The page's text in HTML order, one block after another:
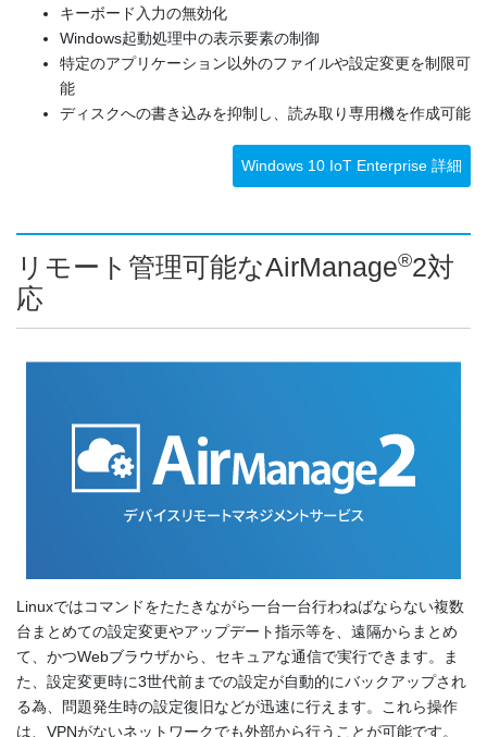
キーボード入力の無効化
Windows起動処理中の表示要素の制御
特定のアプリケーション以外のファイルや設定変更を制限可
能
ディスクへの書き込みを抑制し、読み取り専用機を作成可能
Windows 10 IoT Enterprise 詳細
リモート管理可能なAirManage®2対
応
Linuxではコマンドをたたきながら一台一台行わねばならない複数
台まとめての設定変更やアップデート指示等を、遠隔からまとめ
て、かつWebブラウザから、セキュアな通信で実行できます。ま
た、設定変更時に3世代前までの設定が自動的にバックアップされ
る為、問題発生時の設定復旧などが迅速に行えます。これら操作
は、VPNがないネットワークでも外部から行うことが可能です。